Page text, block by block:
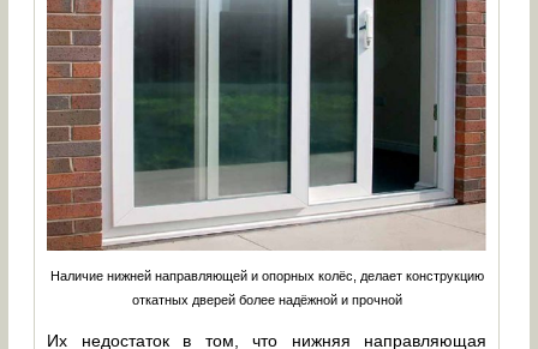
Наличие нижней направляющей и опорных колёс, делает конструкцию
откатных дверей более надёжной и прочной
Их недостаток в том, что нижняя направляющая